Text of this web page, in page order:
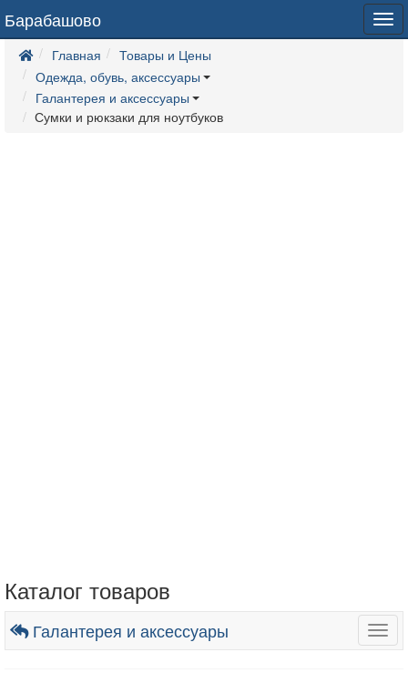
Барабашово
Главная
Товары и Цены
Одежда, обувь, аксессуары
Галантерея и аксессуары
Сумки и рюкзаки для ноутбуков
Каталог товаров
Галантерея и аксессуары